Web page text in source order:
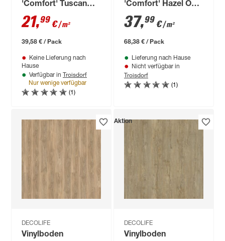
'Comfort' Tuscan
Pine graubraun 10,5
mm
21,99 €/ m²
39,58 € / Pack
Keine Lieferung nach
Hause
Verfügbar in Troisdorf
Nur wenige verfügbar
(1)
'Comfort' Hazel Oak
hellbraun 15 mm
37,99 €/ m²
68,38 € / Pack
Lieferung nach Hause
Nicht verfügbar in
Troisdorf
(1)
DECOLIFE
Vinylboden
Aktion
DECOLIFE
Vinylboden